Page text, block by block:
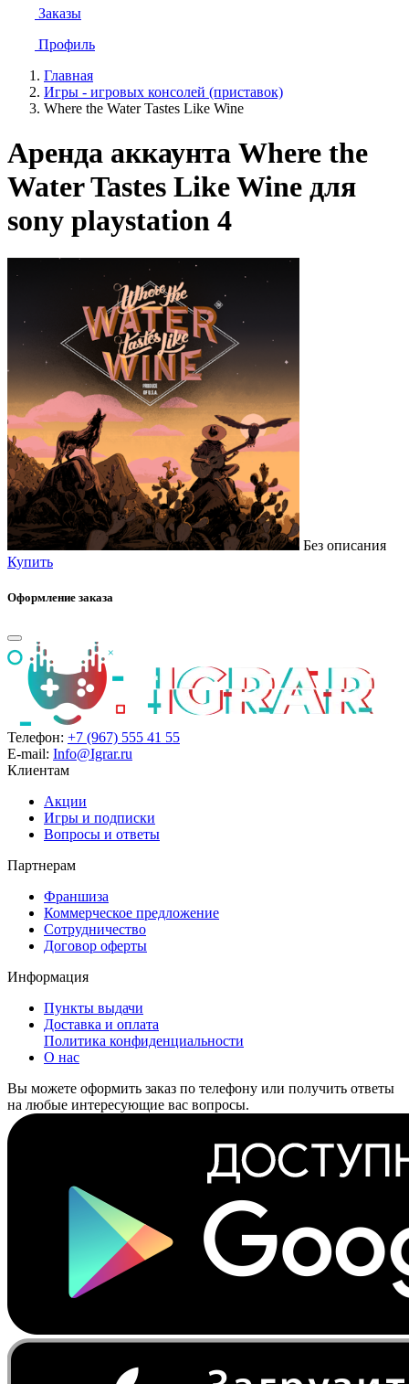
Заказы
Профиль
Главная
Игры - игровых консолей (приставок)
Where the Water Tastes Like Wine
Аренда аккаунта Where the
Water Tastes Like Wine для
sony playstation 4
Без описания
Купить
Оформление заказа
Телефон: +7 (967) 555 41 55
E-mail: Info@Igrar.ru
Клиентам
Акции
Игры и подписки
Вопросы и ответы
Партнерам
Франшиза
Коммерческое предложение
Сотрудничество
Договор оферты
Информация
Пункты выдачи
Доставка и оплата
Политика конфиденциальности
О нас
Вы можете оформить заказ по телефону или получить ответы
на любые интересующие вас вопросы.